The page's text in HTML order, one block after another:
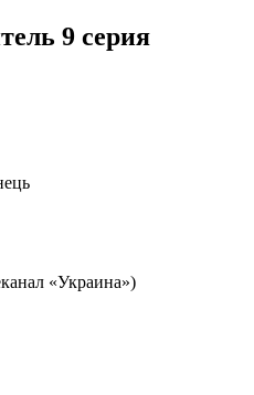
9 серия
«Украина»)